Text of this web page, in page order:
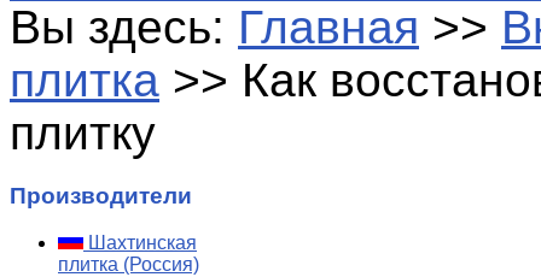
Вы здесь: Главная >>
плитка >> Как
плитку
Производители
Шахтинская
плитка (Россия)